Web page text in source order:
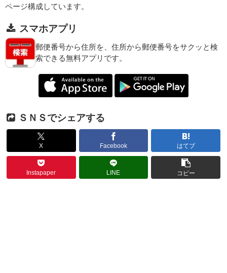
ページ構成しています。
スマホアプリ
郵便番号から住所を、住所から郵便番号をサクッと検
索できる無料アプリです。
ＳＮＳでシェアする
X Facebook はてブ
Instapaper LINE コピー